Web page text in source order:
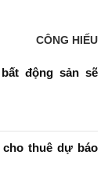
CÔNG HIẾU
động sản sẽ
cho thuê dự báo